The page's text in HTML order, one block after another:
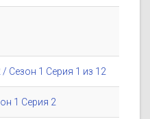
Сезон 1 Серия 1 из 12
1 Серия 2